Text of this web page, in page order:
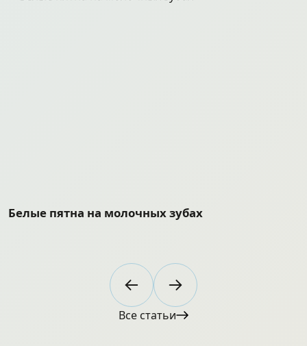
Белые пятна на молочных зубах
Все статьи